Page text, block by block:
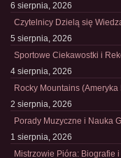
6 sierpnia, 2026
Czytelnicy Dzielą się
5 sierpnia, 2026
Sportowe Ciekawostki i
4 sierpnia, 2026
Rocky Mountains (Ameryka
2 sierpnia, 2026
Porady Muzyczne i Nauka
1 sierpnia, 2026
Mistrzowie Pióra: Biografie